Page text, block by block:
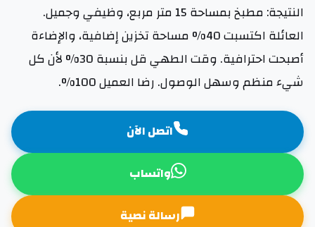
النتيجة: مطبخ بمساحة 15 متر مربع، وظيفي وجميل.
العائلة اكتسبت 40% مساحة تخزين إضافية، والإضاءة
أصبحت احترافية. وقت الطهي قل بنسبة 30% لأن كل
شيء منظم وسهل الوصول. رضا العميل 100%.
اتصل الآن
واتساب
رسالة نصية